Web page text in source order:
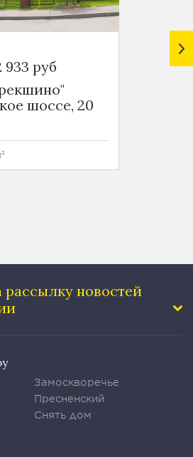
933 руб
шоссе, 20
ID 3535
76
рассылку новостей
Замоскворечье
Пресненский
Снять дом